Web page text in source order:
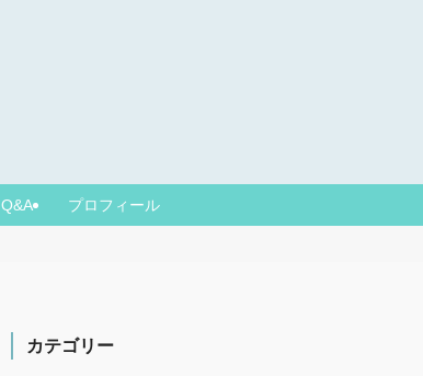
Q&A プロフィール
カテゴリー